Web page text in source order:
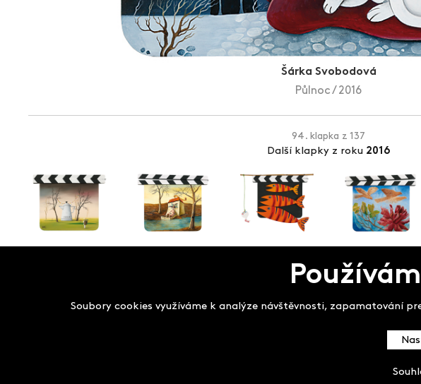
Šárka Svobodová
Půlnoc / 2016
94. klapka z 137
Další klapky z roku 2016
Salon filmových klapek
Soubory cookies využíváme k analýze návštěvnosti, zapamatování